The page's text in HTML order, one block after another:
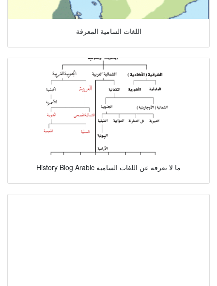
اللغات السامية المعرفة
History Blog Arabic ما لا تعرفه عن اللغات السامية